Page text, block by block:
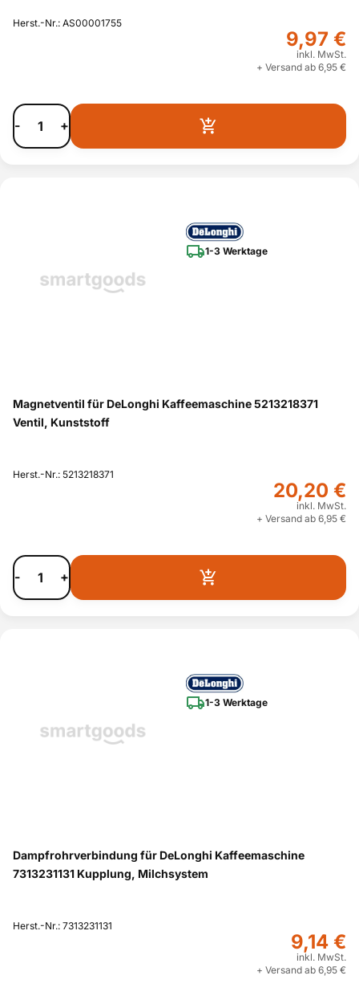
Herst.-Nr.: AS00001755
9,97 €
inkl. MwSt.
+ Versand ab 6,95 €
- +
1-3 Werktage
Magnetventil für DeLonghi Kaffeemaschine 5213218371
Ventil, Kunststoff
Herst.-Nr.: 5213218371
20,20 €
inkl. MwSt.
+ Versand ab 6,95 €
- +
1-3 Werktage
Dampfrohrverbindung für DeLonghi Kaffeemaschine
7313231131 Kupplung, Milchsystem
Herst.-Nr.: 7313231131
9,14 €
inkl. MwSt.
+ Versand ab 6,95 €